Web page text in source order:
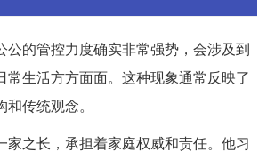
公的管控力度确实非常强势，会涉及到
常生活方方面面。这种现象通常反映了
传统观念。
家之长，承担着家庭权威和责任。他习